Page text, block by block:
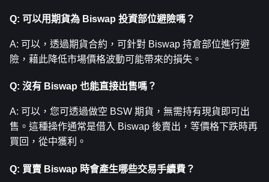
Q: 可以用期貨為 Biswap 投資部位避險嗎？
A: 可以，透過期貨合約，可針對 Biswap 持倉部位進行避
險，藉此降低市場價格波動可能帶來的損失。
Q: 沒有 Biswap 也能直接出售嗎？
A: 可以，您可透過做空 BSW 期貨，無需持有現貨即可出
售。這種操作通常是借入 Biswap 後賣出，等價格下跌時再
買回，從中獲利。
Q: 買賣 Biswap 時會產生哪些交易手續費？